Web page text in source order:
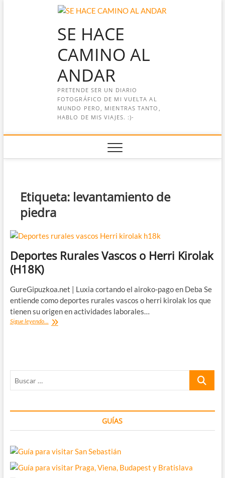
SE HACE
CAMINO AL
ANDAR
PRETENDE SER UN DIARIO
FOTOGRÁFICO DE MI VUELTA AL
MUNDO PERO, MIENTRAS TANTO,
HABLO DE MIS VIAJES. :)-
Etiqueta: levantamiento de
piedra
Deportes Rurales Vascos o Herri Kirolak
(H18K)
GureGipuzkoa.net | Luxia cortando el airoko-pago en Deba Se
entiende como deportes rurales vascos o herri kirolak los que
tienen su origen en actividades laborales…
Sigue leyendo... Deportes
Buscar
GUÍAS